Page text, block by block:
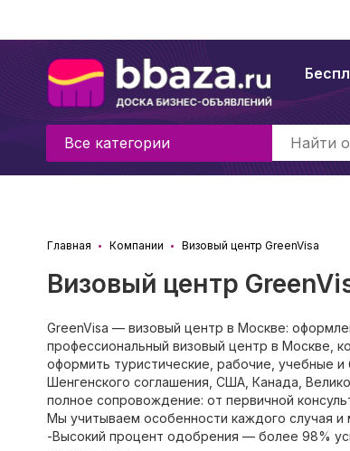
Все категории
Главная Компании Визовый центр GreenVisa
Визовый центр
GreenVisa — визовый центр в Москве:
профессиональный визовый центр в Москве,
оформить туристические, рабочие, учебные
Шенгенского соглашения, США, Канада,
полное сопровождение: от первичной
Мы учитываем особенности каждого случая
-Высокий процент одобрения — более 98%